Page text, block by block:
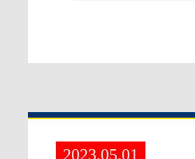
2023.05.01